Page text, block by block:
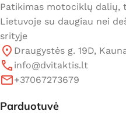
Patikimas motociklų dalių,
Lietuvoje su daugiau nei
srityje
Draugystės g. 19D,
info@dvitaktis.lt
+37067273679
Parduotuvė